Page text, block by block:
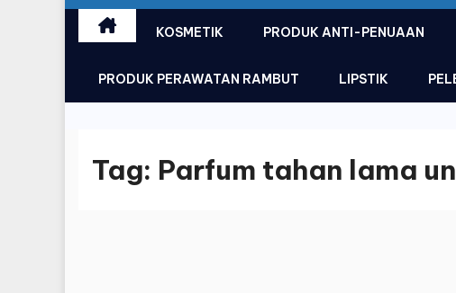
KOSMETIK PRODUK ANTI-PENUAAN
PRODUK PERAWATAN RAMBUT LIPSTIK
Tag: Parfum tahan lama